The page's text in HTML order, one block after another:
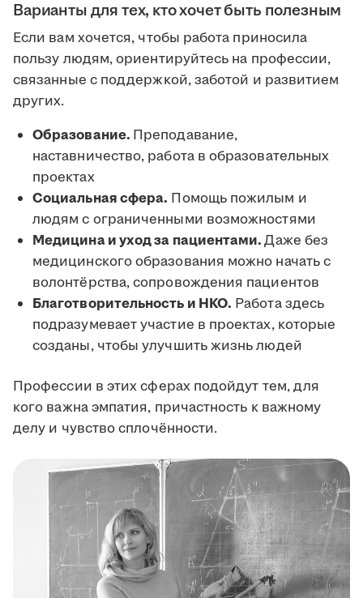
Варианты для тех, кто хочет быть полезным
Если вам хочется, чтобы работа приносила
пользу людям, ориентируйтесь на профессии,
связанные с поддержкой, заботой и развитием
других.
Образование. Преподавание,
наставничество, работа в образовательных
проектах
Социальная сфера. Помощь пожилым и
людям с ограниченными возможностями
Медицина и уход за пациентами.Даже без
медицинского образования можно начать с
волонтёрства, сопровождения пациентов
Благотворительность и НКО. Работа здесь
подразумевает участие в проектах, которые
созданы, чтобы улучшить жизнь людей
Профессии в этих сферах подойдут тем, для
кого важна эмпатия, причастность к важному
делу и чувство сплочённости.